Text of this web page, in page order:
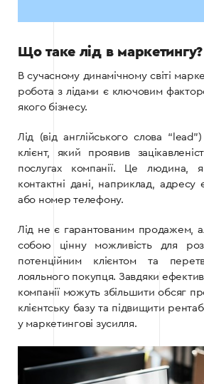
Що таке лід в маркетингу?
В сучасному динамічному світі
робота з лідами є ключовим
якого бізнесу.
Лід (від англійського слова
клієнт, який проявив
послугах компанії. Це людина,
контактні дані, наприклад, адресу
або номер телефону.
Лід не є гарантованим продажем,
собою цінну можливість для
потенційним клієнтом та
лояльного покупця. Завдяки
компанії можуть збільшити обсяг
клієнтську базу та підвищити
у маркетингові зусилля.